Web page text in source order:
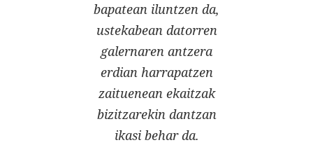
bapatean iluntzen da,
ustekabean datorren
galernaren antzera
erdian harrapatzen
zaituenean ekaitzak
bizitzarekin dantzan
ikasi behar da.